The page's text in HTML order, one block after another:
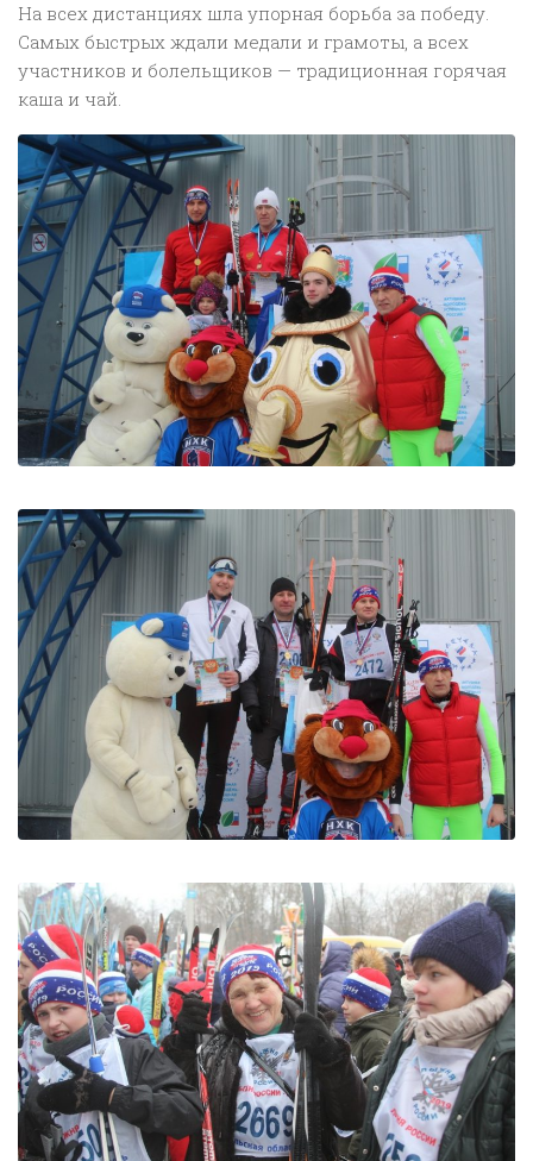
На всех дистанциях шла упорная борьба за победу.
Самых быстрых ждали медали и грамоты, а всех
участников и болельщиков — традиционная горячая
каша и чай.